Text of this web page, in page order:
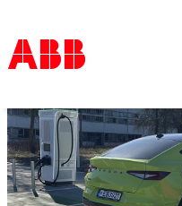
Produktai ir sprendimai
Pramonės šakos
Paslaugos
Apie ABB
Where to buy